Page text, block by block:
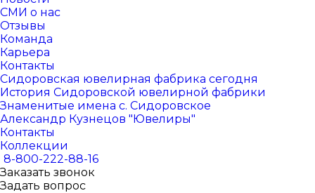
СМИ о нас
Отзывы
Команда
Карьера
Контакты
Сидоровская ювелирная фабрика сегодня
История Сидоровской ювелирной фабрики
Знаменитые имена с. Сидоровское
Александр Кузнецов "Ювелиры"
Контакты
Коллекции
8-800-222-88-16
Заказать звонок
Задать вопрос